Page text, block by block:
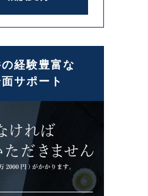
経験豊富な
サポート